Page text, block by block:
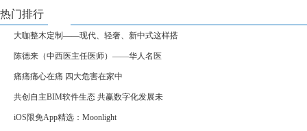
热门排行
大咖整木定制——现代、轻奢、新中式这样搭
陈德来（中西医主任医师）——华人名医
痛痛痛心在痛 四大危害在家中
共创自主BIM软件生态 共赢数字化发展未
iOS限免App精选：Moonlight